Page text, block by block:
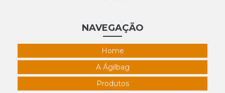
NAVEGAÇÃO
Home
A Ágilbag
Produtos